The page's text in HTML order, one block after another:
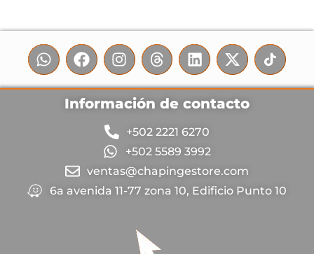
Información de contacto
+502 2221 6270
+502 5589 3992
ventas@chapingestore.com
6a avenida 11-77 zona 10, Edificio Punto 10